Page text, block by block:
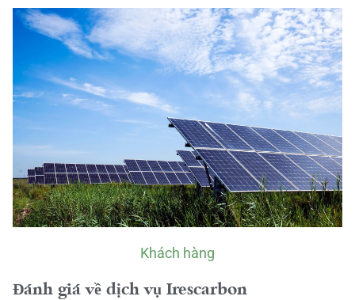
Khách hàng
Đánh giá về dịch vụ Irescarbon